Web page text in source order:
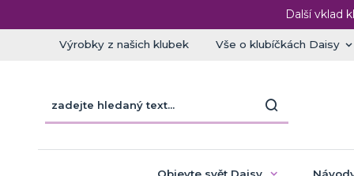
Další vklad
Výrobky z našich klubek Vše o klubíčkách Daisy